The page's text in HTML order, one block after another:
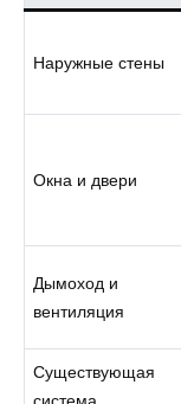
Наружные стены
Окна и двери
Дымоход и
вентиляция
Существующая